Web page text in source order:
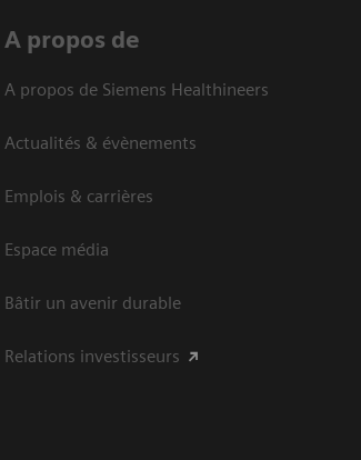
A propos de
A propos de Siemens Healthineers
Actualités & évènements
Emplois & carrières
Espace média
Bâtir un avenir durable
Relations investisseurs